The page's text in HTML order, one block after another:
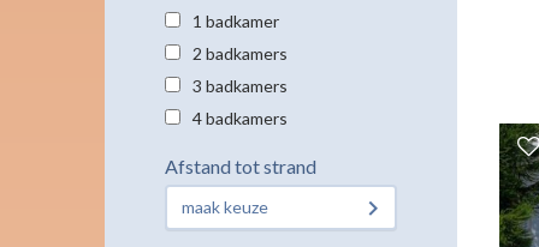
1 badkamer
2 badkamers
3 badkamers
4 badkamers
Afstand tot strand
maak keuze